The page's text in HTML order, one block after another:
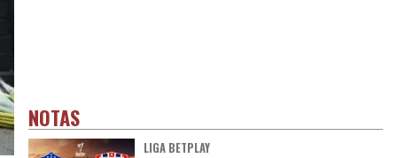
NOTAS
LIGA BETPLAY